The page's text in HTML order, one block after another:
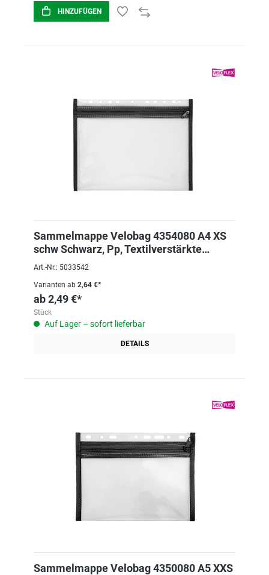
HINZUFÜGEN
Sammelmappe Velobag 4354080 A4 XS
schw Schwarz, Pp, Textilverstärkte
Kanten
Art.-Nr.: 5033542
Varianten ab 2,64 €*
ab2,49 €*
Stück
Auf Lager – sofort lieferbar
DETAILS
Sammelmappe Velobag 4350080 A5 XXS